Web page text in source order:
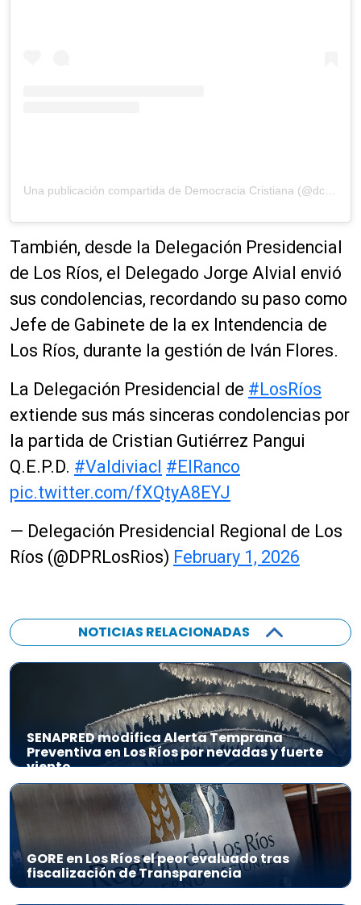
Una publicación compartida de Democracia Cristiana (@dc.chile)
También, desde la Delegación Presidencial
de Los Ríos, el Delegado Jorge Alvial envió
sus condolencias, recordando su paso como
Jefe de Gabinete de la ex Intendencia de
Los Ríos, durante la gestión de Iván Flores.
La Delegación Presidencial de #LosRíos
extiende sus más sinceras condolencias por
la partida de Cristian Gutiérrez Pangui
Q.E.P.D. #Valdiviacl #ElRanco
pic.twitter.com/fXQtyA8EYJ
— Delegación Presidencial Regional de Los
Ríos (@DPRLosRios) February 1, 2026
NOTICIAS RELACIONADAS
SENAPRED modifica Alerta Temprana
Preventiva en Los Ríos por nevadas y fuerte
viento
GORE en Los Ríos el peor evaluado tras
fiscalización de Transparencia